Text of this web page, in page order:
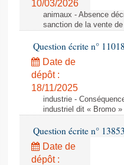
10/03/2026
animaux - Absence
sanction de la vente
Question écrite n°
Date de
dépôt :
18/11/2025
industrie -
industriel dit « Bromo »
Question écrite n°
Date de
dépôt :